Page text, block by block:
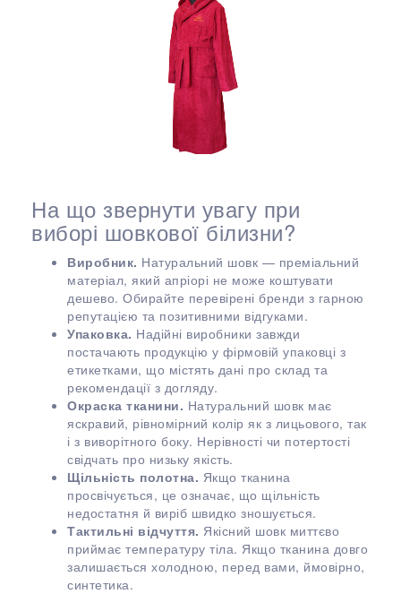
На що звернути увагу при
виборі шовкової білизни?
Виробник. Натуральний шовк — преміальний
матеріал, який апріорі не може коштувати
дешево. Обирайте перевірені бренди з гарною
репутацією та позитивними відгуками.
Упаковка. Надійні виробники завжди
постачають продукцію у фірмовій упаковці з
етикетками, що містять дані про склад та
рекомендації з догляду.
Окраска тканини. Натуральний шовк має
яскравий, рівномірний колір як з лицьового, так
і з виворітного боку. Нерівності чи потертості
свідчать про низьку якість.
Щільність полотна. Якщо тканина
просвічується, це означає, що щільність
недостатня й виріб швидко зношується.
Тактильні відчуття. Якісний шовк миттєво
приймає температуру тіла. Якщо тканина довго
залишається холодною, перед вами, ймовірно,
синтетика.